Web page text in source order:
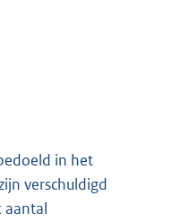
in het
verschuldigd
aantal